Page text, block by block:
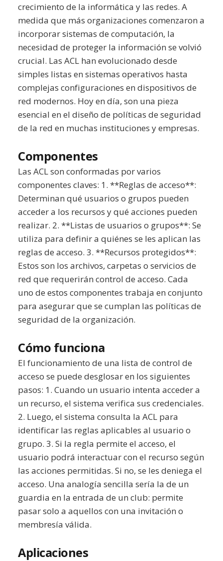
crecimiento de la informática y las redes. A
medida que más organizaciones comenzaron a
incorporar sistemas de computación, la
necesidad de proteger la información se volvió
crucial. Las ACL han evolucionado desde
simples listas en sistemas operativos hasta
complejas configuraciones en dispositivos de
red modernos. Hoy en día, son una pieza
esencial en el diseño de políticas de seguridad
de la red en muchas instituciones y empresas.
Componentes
Las ACL son conformadas por varios
componentes claves: 1. **Reglas de acceso**:
Determinan qué usuarios o grupos pueden
acceder a los recursos y qué acciones pueden
realizar. 2. **Listas de usuarios o grupos**: Se
utiliza para definir a quiénes se les aplican las
reglas de acceso. 3. **Recursos protegidos**:
Estos son los archivos, carpetas o servicios de
red que requerirán control de acceso. Cada
uno de estos componentes trabaja en conjunto
para asegurar que se cumplan las políticas de
seguridad de la organización.
Cómo funciona
El funcionamiento de una lista de control de
acceso se puede desglosar en los siguientes
pasos: 1. Cuando un usuario intenta acceder a
un recurso, el sistema verifica sus credenciales.
2. Luego, el sistema consulta la ACL para
identificar las reglas aplicables al usuario o
grupo. 3. Si la regla permite el acceso, el
usuario podrá interactuar con el recurso según
las acciones permitidas. Si no, se les deniega el
acceso. Una analogía sencilla sería la de un
guardia en la entrada de un club: permite
pasar solo a aquellos con una invitación o
membresía válida.
Aplicaciones